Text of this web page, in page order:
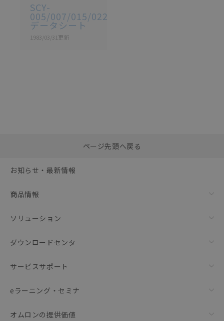
SCY-
005/007/015/022
データシート
1983/03/31更新
括ダウンロード
ページ先頭へ戻る
お知らせ・最新情報
商品情報
ソリューション
ダウンロードセンタ
サービスサポート
eラーニング・セミナ
オムロンの提供価値